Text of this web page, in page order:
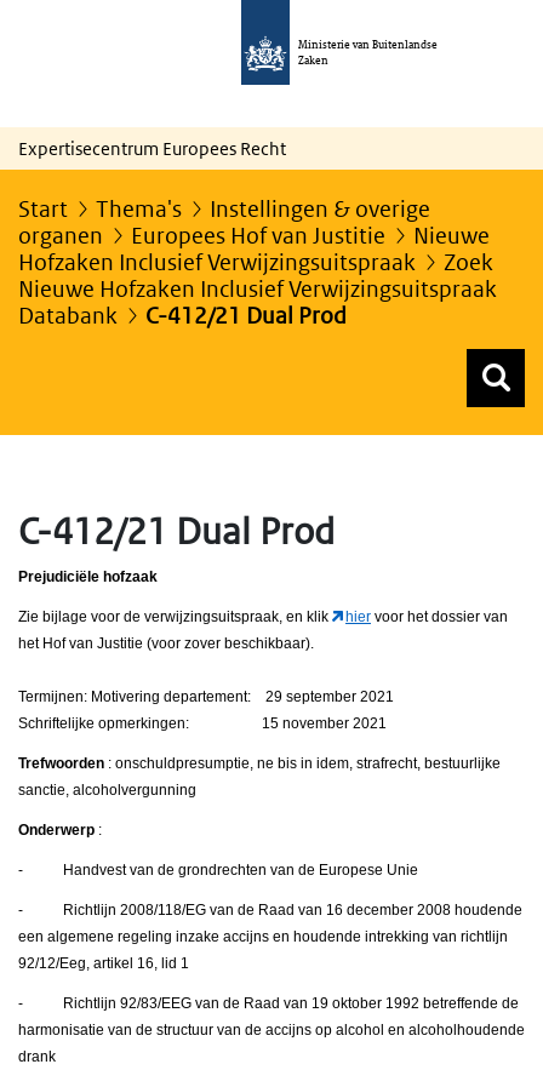
Ministerie van Buitenlandse
Zaken
Expertisecentrum Europees Recht
Start Thema's
Instellingen & overige
organen
Europees Hof van Justitie
Nieuwe
Hofzaken Inclusief Verwijzingsuitspraak
Zoek
Nieuwe Hofzaken Inclusief Verwijzingsuitspraak
Databank
C-412/21 Dual Prod
C-412/21 Dual Prod
Prejudiciële hofzaak
Zie bijlage voor de verwijzingsuitspraak, en klik hier voor het dossier van
het Hof van Justitie (voor zover beschikbaar).
Termijnen: Motivering departement: 29 september 2021
Schriftelijke opmerkingen: 15 november 2021
Trefwoorden : onschuldpresumptie, ne bis in idem, strafrecht, bestuurlijke
sanctie, alcoholvergunning
Onderwerp :
- Handvest van de grondrechten van de Europese Unie
- Richtlijn 2008/118/EG van de Raad van 16 december 2008 houdende
een algemene regeling inzake accijns en houdende intrekking van richtlijn
92/12/Eeg, artikel 16, lid 1
- Richtlijn 92/83/EEG van de Raad van 19 oktober 1992 betreffende de
harmonisatie van de structuur van de accijns op alcohol en alcoholhoudende
drank